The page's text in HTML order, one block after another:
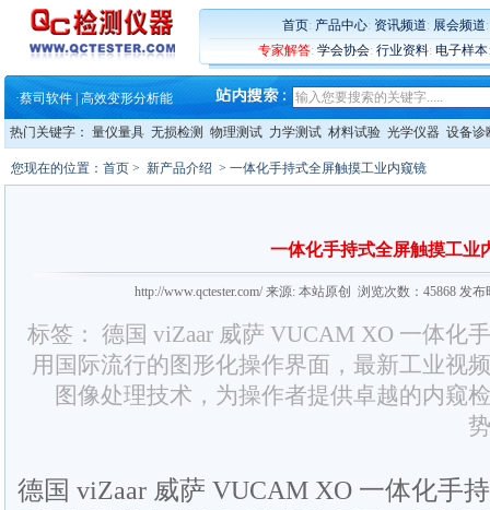
首页: 产品中心: 资讯频道: 展会频道
专家解答: 学会协会: 行业资料: 电子样本
ZEISS BOSELLO ADR 让内部缺
蔡司和亿纬锂能达成战略合作
大牌云集 买家升级 ——26
·蔡司软件 | 高效变形分析能
·铸就AI服务器质量动脉 – 高
·铸就AI服务器质量动脉 – 高
·ZEISS BOSELLO ADR 让内部缺
·大牌云集 买家升级 ——26
热门关键字： 量仪量具 无损检测 物理测试 力学测试 材料试验 光学仪器 设备诊
您现在的位置： 首页 > 新产品介绍 > 一体化手持式全屏触摸工业内窥镜
一体化手持式全屏触摸工业
http://www.qctester.com/ 来源: 本站原创 浏览次数：45868 发
标签： 德国 viZaar 威萨 VUCAM XO 一体化
用国际流行的图形化操作界面，最新工业视
图像处理技术，为操作者提供卓越的内窥
德国 viZaar 威萨 VUCAM XO 一体化手